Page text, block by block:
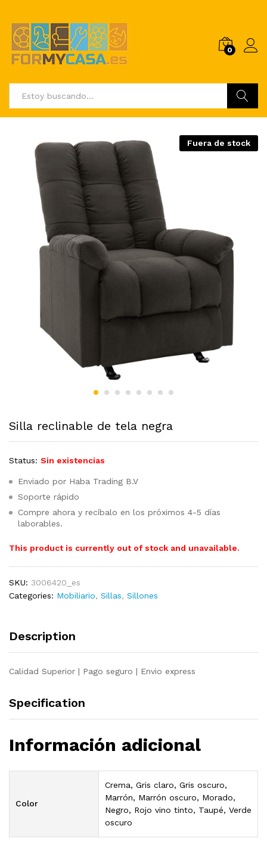
0
Fuera de stock
Silla reclinable de tela negra
Status: Sin existencias
Enviado por Haba Trading B.V
Soporte rápido
Compre ahora y recíbalo en los próximos 4-5 días
laborables.
This product is currently out of stock and unavailable.
SKU: 3006420_es
Categories: Mobiliario, Sillas, Sillones
Description
Calidad Superior | Pago seguro | Envio express
Specification
Información adicional
Color
Crema, Gris claro, Gris oscuro,
Marrón, Marrón oscuro, Morado,
Negro, Rojo vino tinto, Taupé, Verde
oscuro